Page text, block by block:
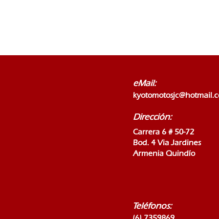
eMail:
Dirección:
Carrera 6 # 50-72
Bod. 4 Via Jardines
Armenia Quindío
Teléfonos: